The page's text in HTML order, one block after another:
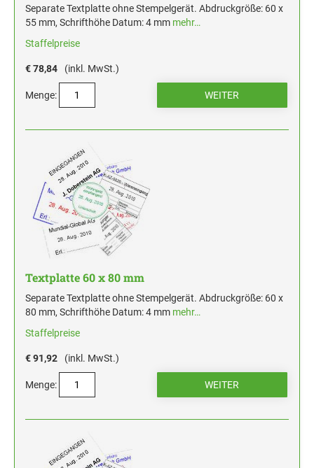
Separate Textplatte ohne Stempelgerät. Abdruckgröße: 60 x
55 mm, Schrifthöhe Datum: 4 mm mehr…
Staffelpreise
€ 78,84 (inkl. MwSt.)
Menge:
Textplatte 60 x 80 mm
Separate Textplatte ohne Stempelgerät. Abdruckgröße: 60 x
80 mm, Schrifthöhe Datum: 4 mm mehr…
Staffelpreise
€ 91,92 (inkl. MwSt.)
Menge: